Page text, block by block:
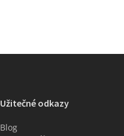
Užitečné odkazy
Blog